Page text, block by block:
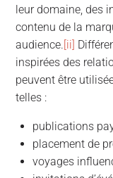
leur domaine, des
contenu de la
audience. [ii]
inspirées des
peuvent être
telles :
publications
placement de
voyages